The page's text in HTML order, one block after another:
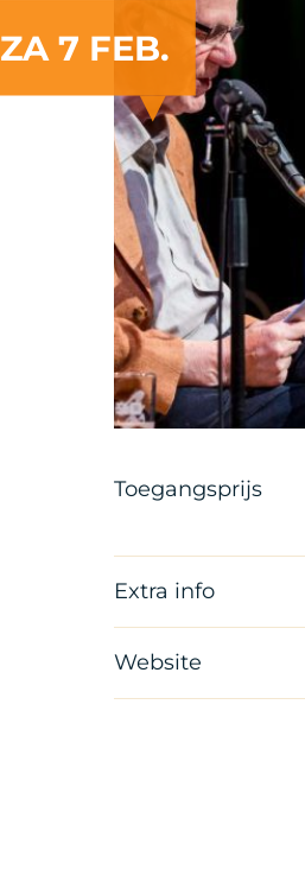
ZA 7 FEB.
Toegangsprijs
Extra info
Website